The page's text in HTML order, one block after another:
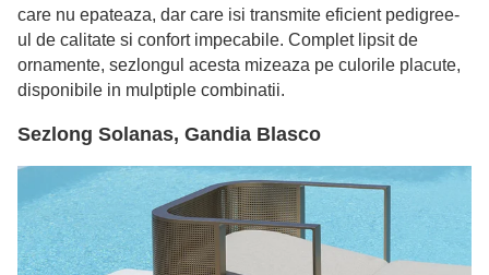
care nu epateaza, dar care isi transmite eficient pedigree-
ul de calitate si confort impecabile. Complet lipsit de
ornamente, sezlongul acesta mizeaza pe culorile placute,
disponibile in mulptiple combinatii.
Sezlong Solanas, Gandia Blasco